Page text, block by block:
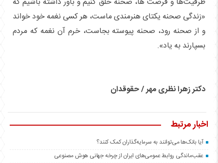
«زندگی صحنه یکتای هنرمندی ماست، هر کسی نغمه خود خواند
و از صحنه رود، صحنه پیوسته بجاست، خرم آن نغمه که مردم
بسپارند به یاد».
دکتر زهرا نظری مهر / حقوقدان
اخبار مرتبط
آیا بانک‌ها می‌توانند به سرمایه‌گذاران کمک کنند؟
عقب‌ماندگی روابط عمومی‌های ایران از چرخه جهانی هوش مصنوعی